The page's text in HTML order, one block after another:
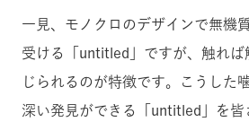
一見、モノクロのデザインで無機
受ける「untitled」ですが、触れば
じられるのが特徴です。こうした
深い発見ができる「untitled」を皆